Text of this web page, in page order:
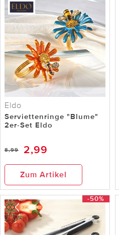
Eldo
Serviettenringe "Blume"
2er-Set Eldo
8,99 2,99
Zum Artikel
-50%